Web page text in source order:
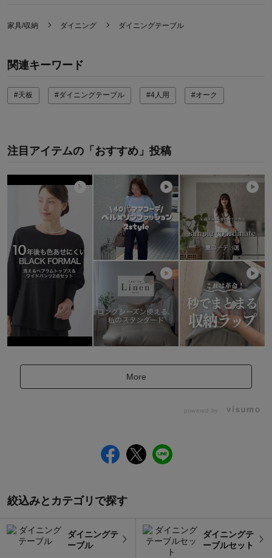
家具/収納 ダイニング ダイニングテーブル
関連キーワード
#天板 #ダイニングテーブル #4人用 #オーク
注目アイテムの「おすすめ」投稿
More
powered by
絞込みとカテゴリで探す
ダイニングテ
ーブル
ダイニングテ
ーブルセット